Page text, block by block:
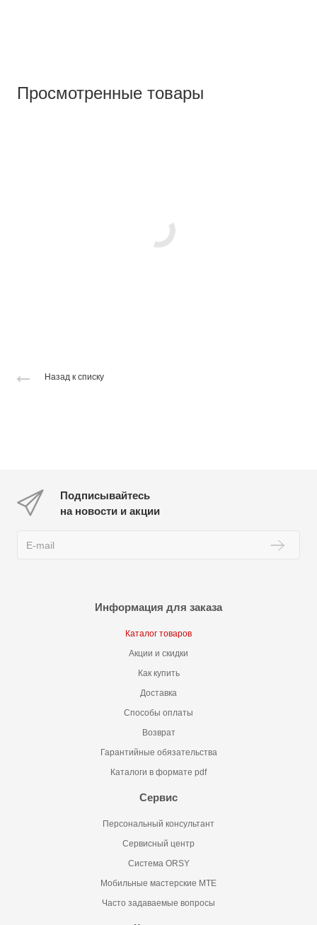
Просмотренные товары
Назад к списку
Подписывайтесь
на новости и акции
Информация для заказа
Каталог товаров
Акции и скидки
Как купить
Доставка
Способы оплаты
Возврат
Гарантийные обязательства
Каталоги в формате pdf
Сервис
Персональный консультант
Сервисный центр
Система ORSY
Мобильные мастерские MTE
Часто задаваемые вопросы